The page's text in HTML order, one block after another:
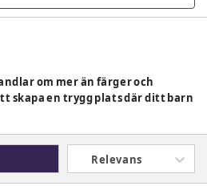
om mer än färger och
skapa en trygg plats där ditt barn
känna sig hemma. Hos
som gör
funktionell och helt anpassat för
Relevans